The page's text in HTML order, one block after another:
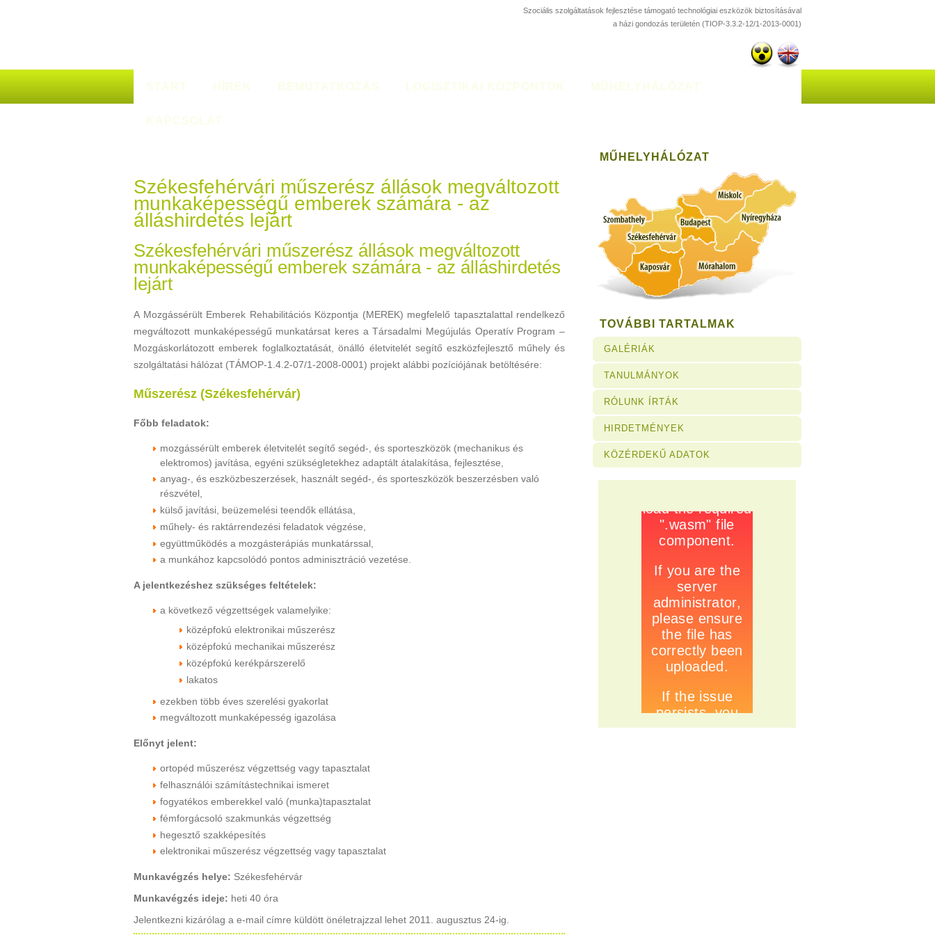
Szociális szolgáltatások fejlesztése támogató technológiai eszközök biztosításával
a házi gondozás területén (TIOP-3.3.2-12/1-2013-0001)
START HÍREK BEMUTATKOZÁS LOGISZTIKAI KÖZPONTOK MŰHELYHÁLÓZAT
KAPCSOLAT
Székesfehérvári műszerész állások megváltozott
munkaképességű emberek számára - az
álláshirdetés lejárt
Székesfehérvári műszerész állások megváltozott
munkaképességű emberek számára - az álláshirdetés
lejárt
A Mozgássérült Emberek Rehabilitációs Központja (MEREK) megfelelő tapasztalattal rendelkező
megváltozott munkaképességű munkatársat keres a Társadalmi Megújulás Operatív Program –
Mozgáskorlátozott emberek foglalkoztatását, önálló életvitelét segítő eszközfejlesztő műhely és
szolgáltatási hálózat (TÁMOP-1.4.2-07/1-2008-0001) projekt alábbi pozíciójának betöltésére:
Műszerész (Székesfehérvár)
Főbb feladatok:
mozgássérült emberek életvitelét segítő segéd-, és sporteszközök (mechanikus és
elektromos) javítása, egyéni szükségletekhez adaptált átalakítása, fejlesztése,
anyag-, és eszközbeszerzések, használt segéd-, és sporteszközök beszerzésben való
részvétel,
külső javítási, beüzemelési teendők ellátása,
műhely- és raktárrendezési feladatok végzése,
együttműködés a mozgásterápiás munkatárssal,
a munkához kapcsolódó pontos adminisztráció vezetése.
A jelentkezéshez szükséges feltételek:
a következő végzettségek valamelyike:
középfokú elektronikai műszerész
középfokú mechanikai műszerész
középfokú kerékpárszerelő
lakatos
ezekben több éves szerelési gyakorlat
megváltozott munkaképesség igazolása
Előnyt jelent:
ortopéd műszerész végzettség vagy tapasztalat
felhasználói számítástechnikai ismeret
fogyatékos emberekkel való (munka)tapasztalat
fémforgácsoló szakmunkás végzettség
hegesztő szakképesítés
elektronikai műszerész végzettség vagy tapasztalat
Munkavégzés helye: Székesfehérvár
Munkavégzés ideje: heti 40 óra
Jelentkezni kizárólag a e-mail címre küldött önéletrajzzal lehet 2011. augusztus 24-ig.
MŰHELYHÁLÓZAT
TOVÁBBI TARTALMAK
GALÉRIÁK
TANULMÁNYOK
RÓLUNK ÍRTÁK
HIRDETMÉNYEK
KÖZÉRDEKŰ ADATOK